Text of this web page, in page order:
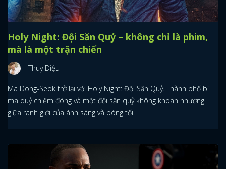
Holy Night: Đội Săn Quỷ – không chỉ là phim,
mà là một trận chiến
Thuỵ Diệu
Ma Dong-Seok trở lại với Holy Night: Đội Săn Quỷ. Thành phố bị
ma quỷ chiếm đóng và một đội săn quỷ không khoan nhượng
giữa ranh giới của ánh sáng và bóng tối